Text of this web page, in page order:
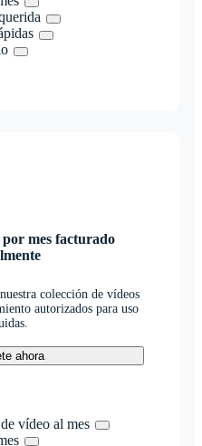
mes facturado
colección de vídeos
autorizados para uso
ahora
vídeo al mes